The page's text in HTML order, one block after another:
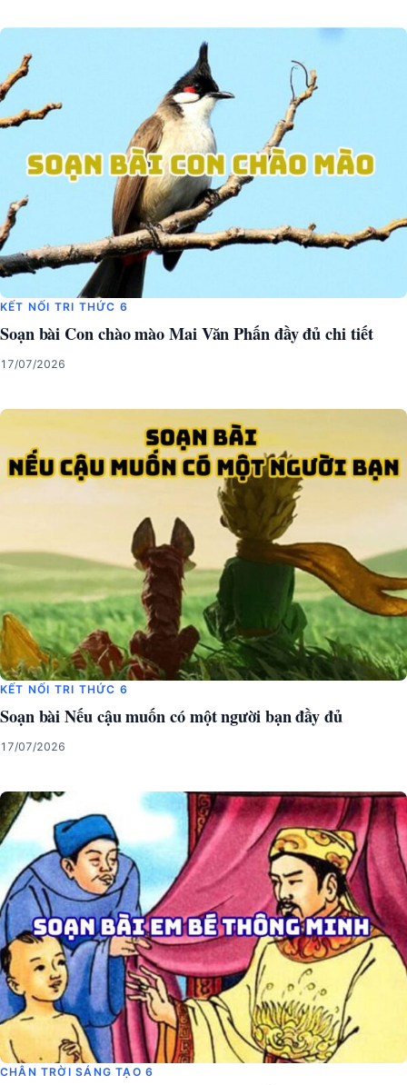
KẾT NỐI TRI THỨC 6
Soạn bài Con chào mào Mai Văn Phấn đầy đủ chi tiết
17/07/2026
KẾT NỐI TRI THỨC 6
Soạn bài Nếu cậu muốn có một người bạn đầy đủ
17/07/2026
CHÂN TRỜI SÁNG TẠO 6